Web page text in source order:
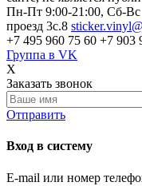
Пн-Пт 9:00-21:00, Сб-Вс
проезд 3с.8
+7 495 960 75 60 +7 903
Группа в VK
X
Заказать звонок
Отправить
Вход в систему
E-mail или номер